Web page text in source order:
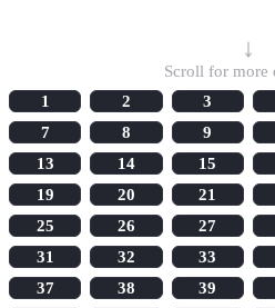
↓
Scroll for more
1
2 3
7
8 9
13
14 15
19
20 21
25
26 27
31
32 33
37
38 39